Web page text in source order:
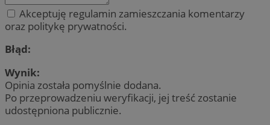
Akceptuję regulamin zamieszczania komentarzy
oraz politykę prywatności.
Błąd:
Wynik:
Opinia została pomyślnie dodana.
Po przeprowadzeniu weryfikacji, jej treść zostanie
udostępniona publicznie.